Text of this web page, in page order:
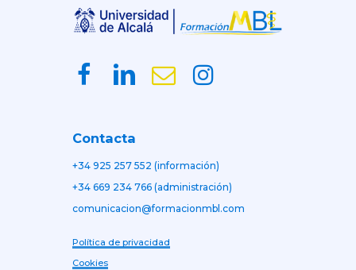
Contacta
+34 925 257 552 (información)
+34 669 234 766 (administración)
comunicacion@formacionmbl.com
Política de privacidad
Cookies